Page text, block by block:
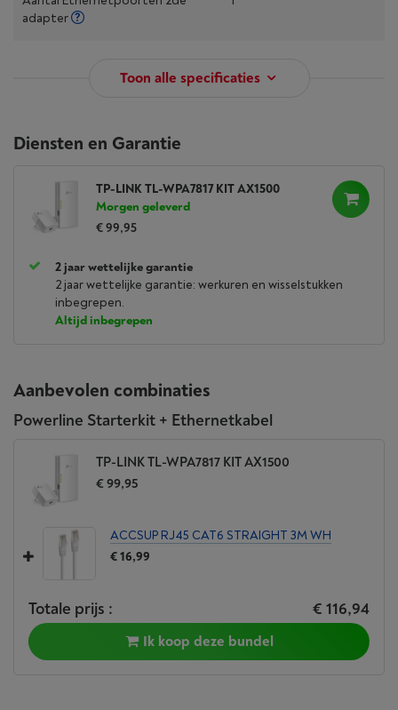
adapter
Toon alle specificaties
Diensten en Garantie
TP-LINK TL-WPA7817 KIT AX1500
Morgen geleverd
€ 99,95
2 jaar wettelijke garantie
2 jaar wettelijke garantie: werkuren en wisselstukken
inbegrepen.
Altijd inbegrepen
Aanbevolen combinaties
Powerline Starterkit + Ethernetkabel
TP-LINK TL-WPA7817 KIT AX1500
€ 99,95
ACCSUP RJ45 CAT6 STRAIGHT 3M WH
€ 16,99
Totale prijs : € 116,94
Ik koop deze bundel